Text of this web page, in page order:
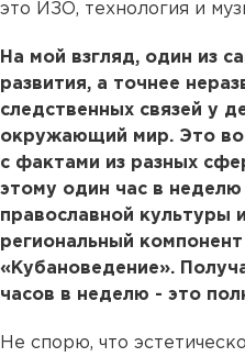
это ИЗО, технология и
На мой взгляд, один из
развития, а точнее
следственных связей у
окружающий мир. Это
с фактами из разных
этому один час в
православной культуры
региональный
«Кубановедение».
часов в неделю - это
Не спорю, что